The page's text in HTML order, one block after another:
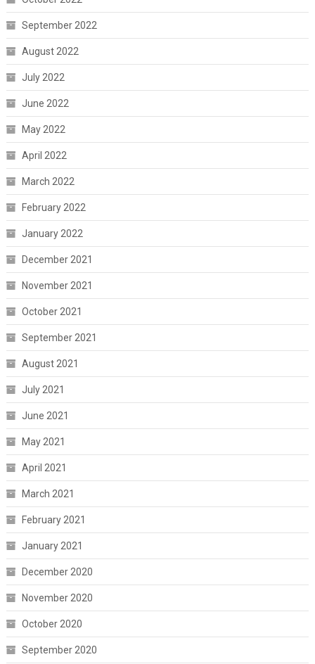
September 2022
August 2022
July 2022
June 2022
May 2022
April 2022
March 2022
February 2022
January 2022
December 2021
November 2021
October 2021
September 2021
August 2021
July 2021
June 2021
May 2021
April 2021
March 2021
February 2021
January 2021
December 2020
November 2020
October 2020
September 2020